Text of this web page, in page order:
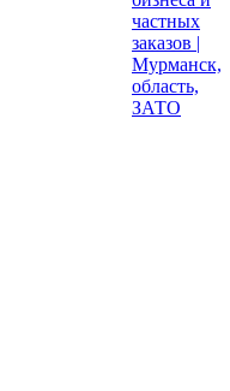
частных
заказов |
Мурманск,
область,
ЗАТО